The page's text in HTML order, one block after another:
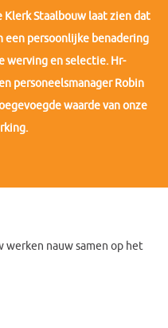
Staalbouw laat zien dat
persoonlijke benadering
werving en selectie. Hr-
personeelsmanager Robin
waarde van onze
werken nauw samen op het